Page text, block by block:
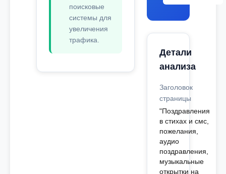
поисковые
системы для
увеличения
трафика.
Детали
анализа
Заголовок
страницы
"Поздравления
в стихах и смс,
пожелания,
аудио
поздравления,
музыкальные
открытки на